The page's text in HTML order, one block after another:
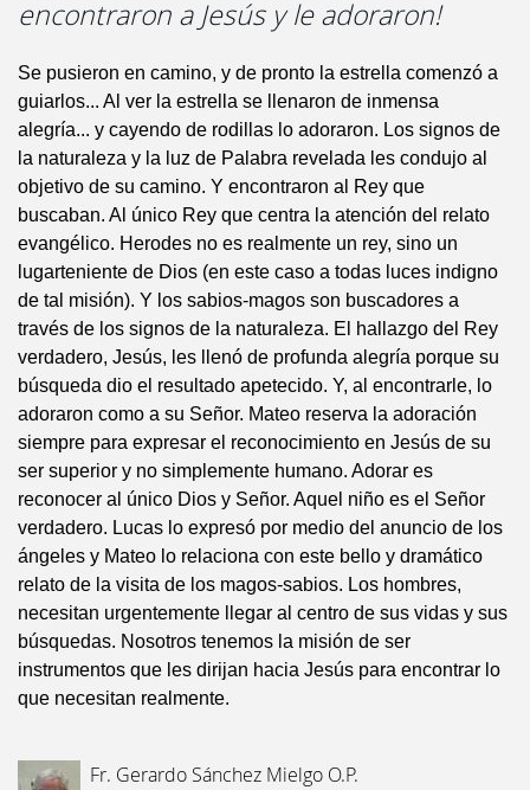
encontraron a Jesús y le adoraron!
Se pusieron en camino, y de pronto la estrella comenzó a
guiarlos... Al ver la estrella se llenaron de inmensa
alegría... y cayendo de rodillas lo adoraron. Los signos de
la naturaleza y la luz de Palabra revelada les condujo al
objetivo de su camino. Y encontraron al Rey que
buscaban. Al único Rey que centra la atención del relato
evangélico. Herodes no es realmente un rey, sino un
lugarteniente de Dios (en este caso a todas luces indigno
de tal misión). Y los sabios-magos son buscadores a
través de los signos de la naturaleza. El hallazgo del Rey
verdadero, Jesús, les llenó de profunda alegría porque su
búsqueda dio el resultado apetecido. Y, al encontrarle, lo
adoraron como a su Señor. Mateo reserva la adoración
siempre para expresar el reconocimiento en Jesús de su
ser superior y no simplemente humano. Adorar es
reconocer al único Dios y Señor. Aquel niño es el Señor
verdadero. Lucas lo expresó por medio del anuncio de los
ángeles y Mateo lo relaciona con este bello y dramático
relato de la visita de los magos-sabios. Los hombres,
necesitan urgentemente llegar al centro de sus vidas y sus
búsquedas. Nosotros tenemos la misión de ser
instrumentos que les dirijan hacia Jesús para encontrar lo
que necesitan realmente.
Fr. Gerardo Sánchez Mielgo O.P.